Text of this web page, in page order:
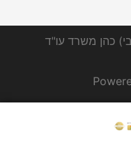
כהן משרד עו"ד